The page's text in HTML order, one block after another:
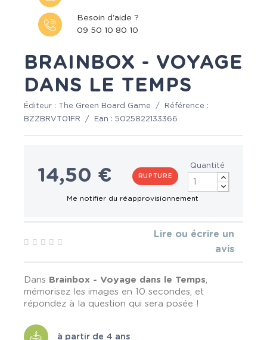
Besoin d'aide ?
09 50 10 80 10
BRAINBOX - VOYAGE
DANS LE TEMPS
Éditeur : The Green Board Game /
Référence :
BZZBRVT01FR
/ Ean : 5025822133366
14,50 € RUPTURE
Quantité
Lire ou écrire un
avis
Dans Brainbox - Voyage dans le Temps,
mémorisez les images en 10 secondes, et
répondez à la question qui sera posée !
à partir de 4 ans